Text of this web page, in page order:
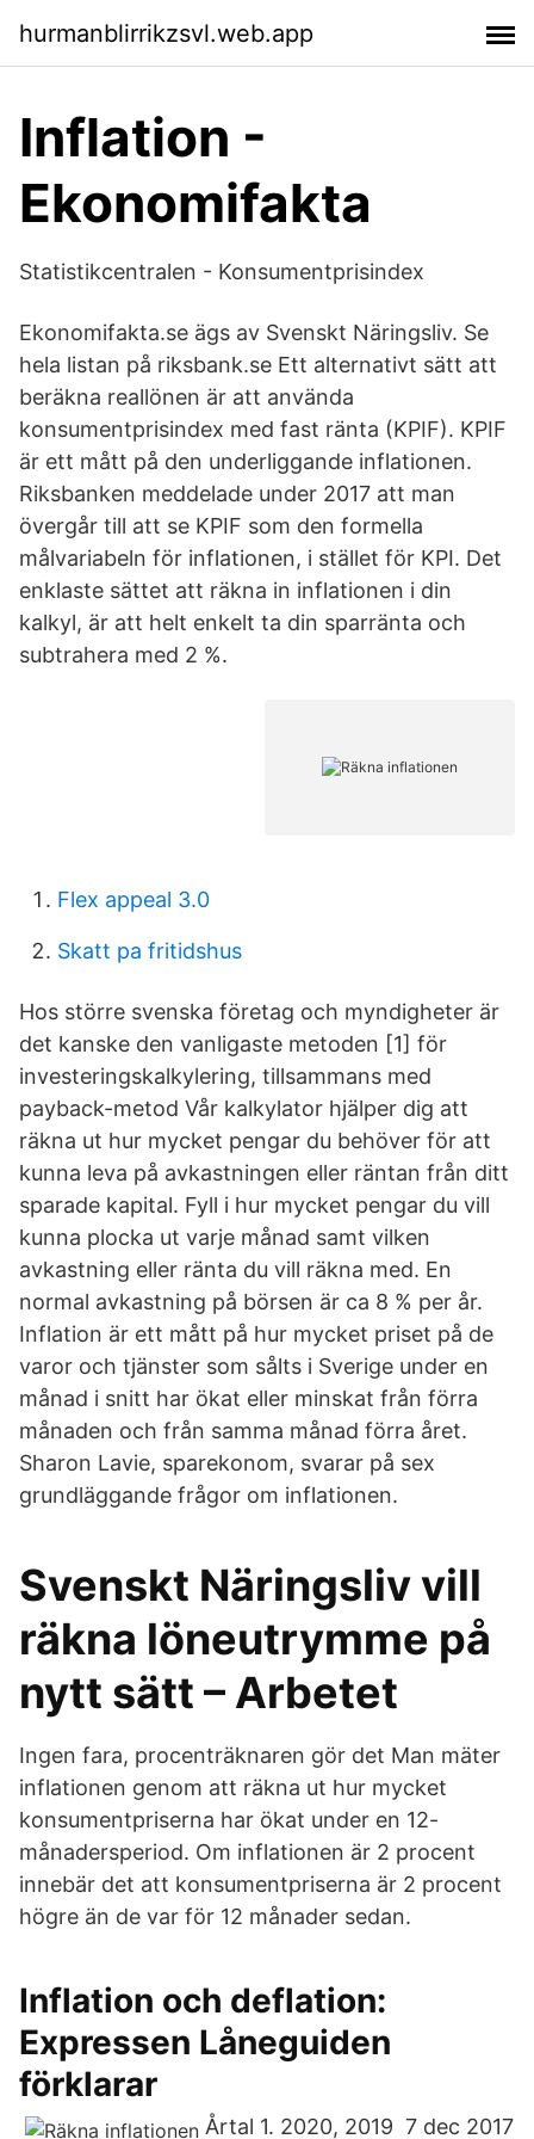
hurmanblirrikzsvl.web.app
Inflation -
Ekonomifakta
Statistikcentralen - Konsumentprisindex
Ekonomifakta.se ägs av Svenskt Näringsliv. Se
hela listan på riksbank.se Ett alternativt sätt att
beräkna reallönen är att använda
konsumentprisindex med fast ränta (KPIF). KPIF
är ett mått på den underliggande inflationen.
Riksbanken meddelade under 2017 att man
övergår till att se KPIF som den formella
målvariabeln för inflationen, i stället för KPI. Det
enklaste sättet att räkna in inflationen i din
kalkyl, är att helt enkelt ta din sparränta och
subtrahera med 2 %.
Flex appeal 3.0
Skatt pa fritidshus
Hos större svenska företag och myndigheter är
det kanske den vanligaste metoden [1] för
investeringskalkylering, tillsammans med
payback-metod Vår kalkylator hjälper dig att
räkna ut hur mycket pengar du behöver för att
kunna leva på avkastningen eller räntan från ditt
sparade kapital. Fyll i hur mycket pengar du vill
kunna plocka ut varje månad samt vilken
avkastning eller ränta du vill räkna med. En
normal avkastning på börsen är ca 8 % per år.
Inflation är ett mått på hur mycket priset på de
varor och tjänster som sålts i Sverige under en
månad i snitt har ökat eller minskat från förra
månaden och från samma månad förra året.
Sharon Lavie, sparekonom, svarar på sex
grundläggande frågor om inflationen.
Svenskt Näringsliv vill
räkna löneutrymme på
nytt sätt – Arbetet
Ingen fara, procenträknaren gör det Man mäter
inflationen genom att räkna ut hur mycket
konsumentpriserna har ökat under en 12-
månadersperiod. Om inflationen är 2 procent
innebär det att konsumentpriserna är 2 procent
högre än de var för 12 månader sedan.
Inflation och deflation:
Expressen Låneguiden
förklarar
Årtal 1. 2020, 2019 7 dec 2017